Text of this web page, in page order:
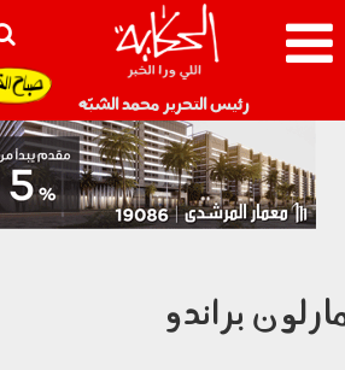
رئيس التحرير محمد الشبّه
براندو